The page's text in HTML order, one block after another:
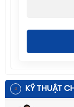
KỸ THUẬT